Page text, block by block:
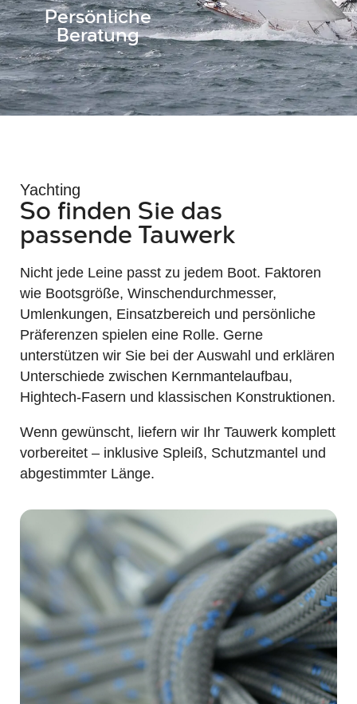
Persönliche
Beratung
Yachting
So finden Sie das
passende Tauwerk
Nicht jede Leine passt zu jedem Boot. Faktoren
wie Bootsgröße, Winschendurchmesser,
Umlenkungen, Einsatzbereich und persönliche
Präferenzen spielen eine Rolle. Gerne
unterstützen wir Sie bei der Auswahl und erklären
Unterschiede zwischen Kernmantelaufbau,
Hightech-Fasern und klassischen Konstruktionen.
Wenn gewünscht, liefern wir Ihr Tauwerk komplett
vorbereitet – inklusive Spleiß, Schutzmantel und
abgestimmter Länge.